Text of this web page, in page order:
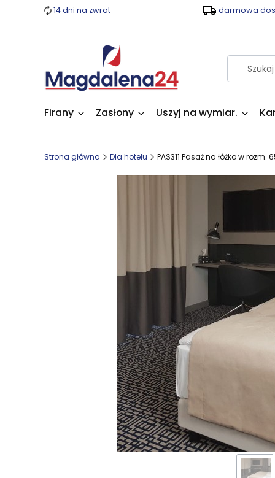
14 dni na zwrot darmowa
Firany Zasłony Uszyj na wymiar.
Strona główna Dla hotelu PAS311 Pasaż na łóżko w rozm.